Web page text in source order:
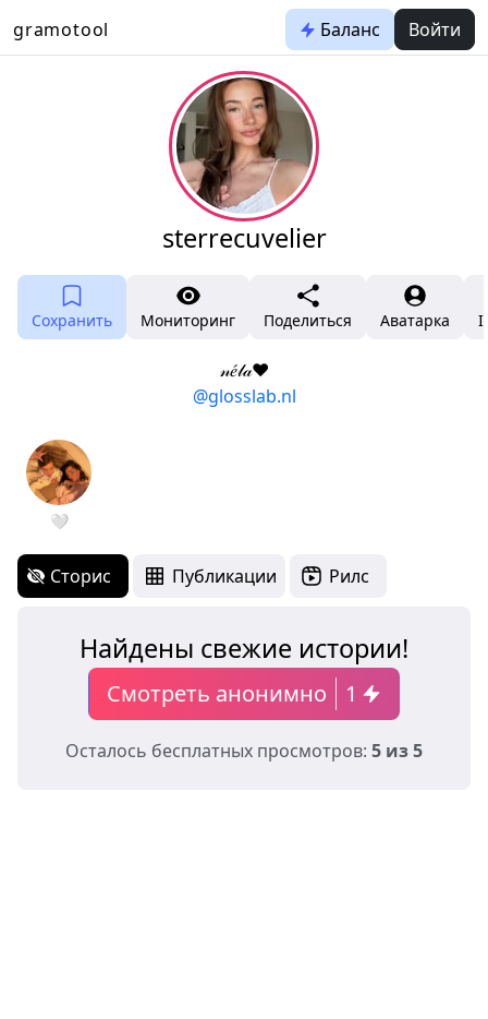
gramotool Баланс Войти
sterrecuvelier
Сохранить Мониторинг Поделиться Аватарка
𝓃𝑒́𝓁𝒶♥
@glosslab.nl
🤍
Сторис Публикации Рилс
Найдены свежие истории!
Смотреть анонимно 1
Осталось бесплатных просмотров: 5 из 5